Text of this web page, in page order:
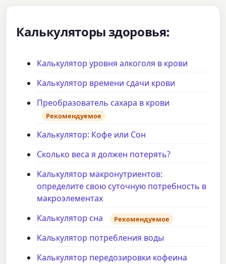
Калькуляторы здоровья:
Калькулятор уровня алкоголя в крови
Калькулятор времени сдачи крови
Преобразователь сахара в крови
Рекомендуемое
Калькулятор: Кофе или Сон
Сколько веса я должен потерять?
Калькулятор макронутриентов:
определите свою суточную потребность в
макроэлементах
Калькулятор сна
Рекомендуемое
Калькулятор потребления воды
Калькулятор передозировки кофеина